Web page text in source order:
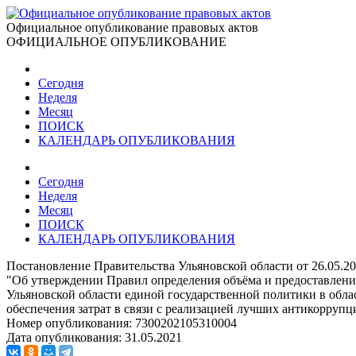
Официальное опубликование правовых актов
ОФИЦИАЛЬНОЕ ОПУБЛИКОВАНИЕ
Сегодня
Неделя
Месяц
ПОИСК
КАЛЕНДАРЬ ОПУБЛИКОВАНИЯ
Сегодня
Неделя
Месяц
ПОИСК
КАЛЕНДАРЬ ОПУБЛИКОВАНИЯ
Постановление Правительства Ульяновской области от
"Об утверждении Правил определения объёма и
Ульяновской области единой государственной политики в
обеспечения затрат в связи с реализацией лучших
Номер опубликования: 7300202105310004
Дата опубликования: 31.05.2021